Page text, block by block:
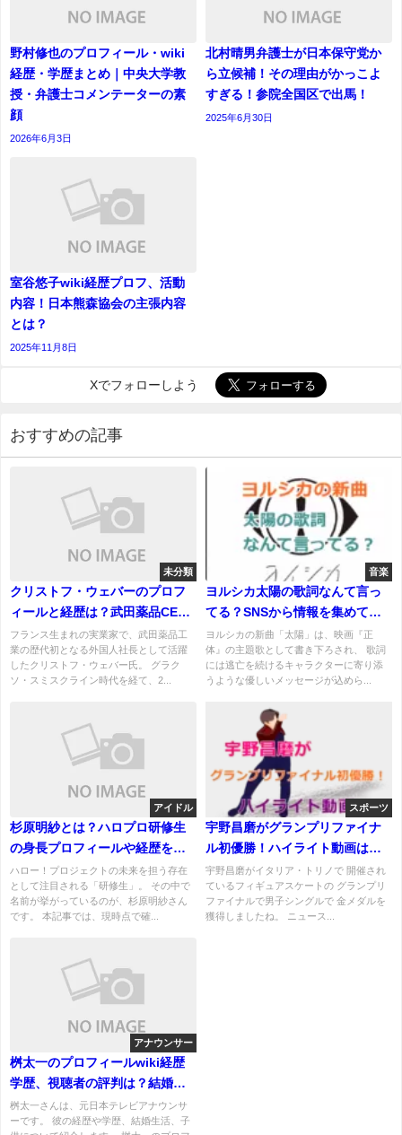
野村修也のプロフィール・wiki
経歴・学歴まとめ｜中央大学教
授・弁護士コメンテーターの素
顔
2026年6月3日
北村晴男弁護士が日本保守党か
ら立候補！その理由がかっこよ
すぎる！参院全国区で出馬！
2025年6月30日
室谷悠子wiki経歴プロフ、活動
内容！日本熊森協会の主張内容
とは？
2025年11月8日
Xでフォローしよう
おすすめの記事
未分類
クリストフ・ウェバーのプロフ
ィールと経歴は？武田薬品CEO
時代の実績も紹介
フランス生まれの実業家で、武田薬品工
業の歴代初となる外国人社長として活躍
したクリストフ・ウェバー氏。 グラク
ソ・スミスクライン時代を経て、2...
音楽
ヨルシカ太陽の歌詞なんて言っ
てる？SNSから情報を集めて完
成させた！
ヨルシカの新曲「太陽」は、映画『正
体』の主題歌として書き下ろされ、 歌詞
には逃亡を続けるキャラクターに寄り添
うような優しいメッセージが込めら...
アイドル
杉原明紗とは？ハロプロ研修生
の身長プロフィールや経歴を徹
底調査
ハロー！プロジェクトの未来を担う存在
として注目される「研修生」。 その中で
名前が挙がっているのが、杉原明紗さん
です。 本記事では、現時点で確...
スポーツ
宇野昌磨がグランプリファイナ
ル初優勝！ハイライト動画はこ
ちら！みんなの反応も合わせ
て。
宇野昌磨がイタリア・トリノで 開催され
ているフィギュアスケートの グランプリ
ファイナルで男子シングルで 金メダルを
獲得しましたね。 ニュース...
アナウンサー
桝太一のプロフィールwiki経歴
学歴、視聴者の評判は？結婚、
嫁や子供について！
桝太一さんは、元日本テレビアナウンサ
ーです。 彼の経歴や学歴、結婚生活、子